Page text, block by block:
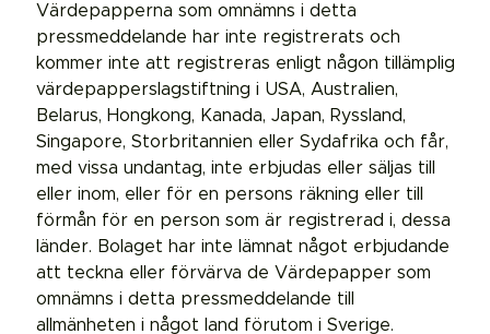
Värdepapperna som omnämns i detta
pressmeddelande har inte registrerats och
kommer inte att registreras enligt någon tillämplig
värdepapperslagstiftning i USA, Australien,
Belarus, Hongkong, Kanada, Japan, Ryssland,
Singapore, Storbritannien eller Sydafrika och får,
med vissa undantag, inte erbjudas eller säljas till
eller inom, eller för en persons räkning eller till
förmån för en person som är registrerad i, dessa
länder. Bolaget har inte lämnat något erbjudande
att teckna eller förvärva de Värdepapper som
omnämns i detta pressmeddelande till
allmänheten i något land förutom i Sverige.